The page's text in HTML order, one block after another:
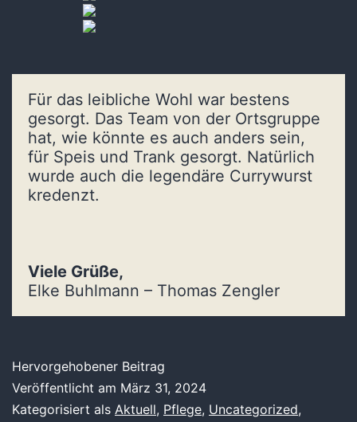
Für das leibliche Wohl war bestens
gesorgt. Das Team von der Ortsgruppe
hat, wie könnte es auch anders sein,
für Speis und Trank gesorgt. Natürlich
wurde auch die legendäre Currywurst
kredenzt.
Viele Grüße,
Elke Buhlmann – Thomas Zengler
Hervorgehobener Beitrag
Veröffentlicht am März 31, 2024
Kategorisiert als Aktuell, Pflege, Uncategorized,